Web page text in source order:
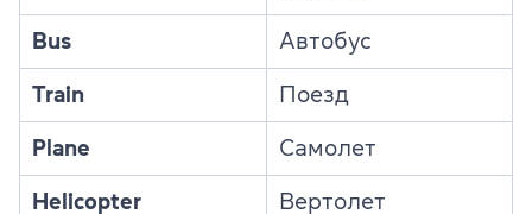
Bus Автобус
Train Поезд
Plane Самолет
Helicopter Вертолет